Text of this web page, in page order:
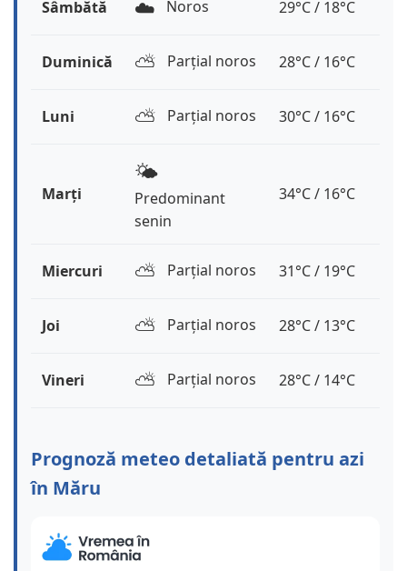
Sâmbătă ☁️ Noros 29°C / 18°C
Duminică ⛅️ Parțial noros 28°C / 16°C
Luni ⛅️ Parțial noros 30°C / 16°C
Marți
🌤️
Predominant
senin
34°C / 16°C
Miercuri ⛅️ Parțial noros 31°C / 19°C
Joi ⛅️ Parțial noros 28°C / 13°C
Vineri ⛅️ Parțial noros 28°C / 14°C
Prognoză meteo detaliată pentru azi
în Măru